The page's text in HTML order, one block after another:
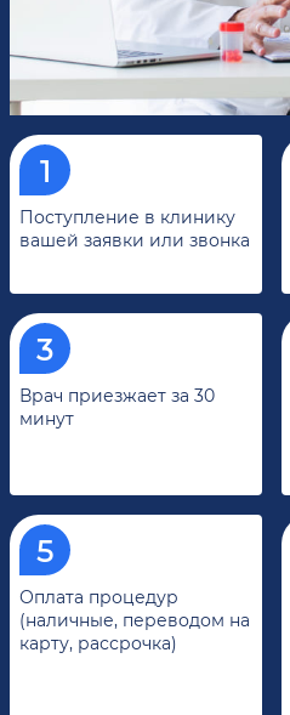
Поступление в клинику
вашей заявки или звонка
Врач приезжает за 30
минут
Оплата процедур
(наличные, переводом на
карту, рассрочка)